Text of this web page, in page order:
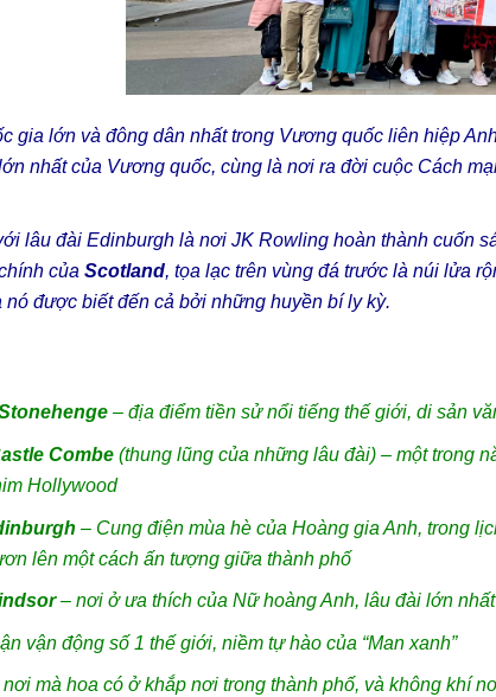
gia lớn và đông dân nhất trong Vương quốc liên hiệp
nhất của Vương quốc, cùng là nơi ra đời cuộc Cách
lâu đài Edinburgh là nơi JK Rowling hoàn thành cuốn
của Scotland, tọa lạc trên vùng đá trước là núi lửa
nó được biết đến cả bởi những huyền bí ly kỳ.
– địa điểm tiền sử nổi tiếng thế giới, di sản
Combe(thung lũng của những lâu đài) – một trong
Hollywood
– Cung điện mùa hè của Hoàng gia Anh, trong
lên một cách ấn tượng giữa thành phố
– nơi ở ưa thích của Nữ hoàng Anh, lâu đài lớn
vận động số 1 thế giới, niềm tự hào của “Man xanh”
nơi mà hoa có ở khắp nơi trong thành phố, và không khí